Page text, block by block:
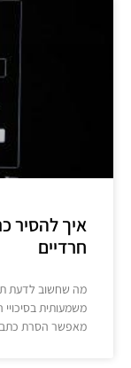
איך להסיר
חרדיים
מה שחשוב לדעת
משמעותית בסיכויי
מאפשר הסרת